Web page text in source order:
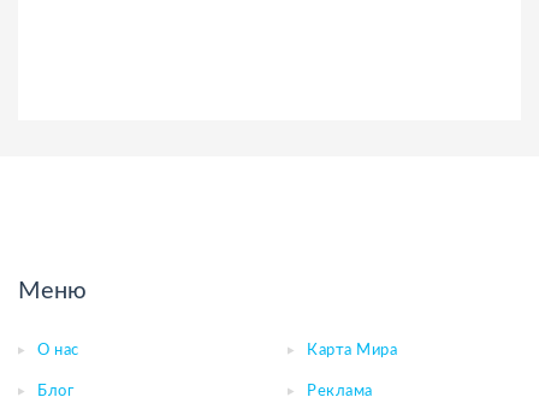
Меню
О нас Карта Мира
Блог Реклама